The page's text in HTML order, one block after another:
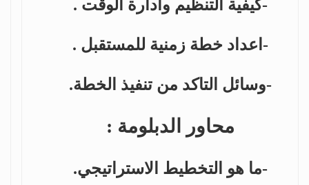
-كيفية التنظيم وادارة الوقت .
-اعداد خطة زمنية للمستقبل .
-وسائل التاكد من تنفيذ الخطة.
محاور الدبلومة :
-ما هو التخطيط الاستراتيجي.